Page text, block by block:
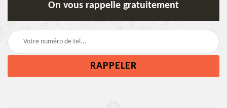
On vous rappelle gratuitement